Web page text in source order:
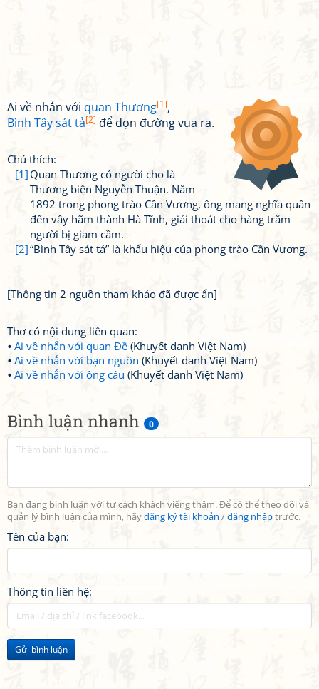
Bình luận nhanh 0
Bạn đang bình luận với tư cách khách viếng thăm. Để có thể theo dõi và
quản lý bình luận của mình, hãyđăng ký tài khoản /đăng nhậptrước.
Tên của bạn:
Thông tin liên hệ:
Gửi bình luận
Ai về nhắn với quan Thương[1],
Bình Tây sát tả[2] để dọn đường vua ra.
Chú thích:
[1] Quan Thương có người cho là
Thương biện Nguyễn Thuận. Năm
1892 trong phong trào Cần Vương, ông mang nghĩa quân
đến vây hãm thành Hà Tĩnh, giải thoát cho hàng trăm
người bị giam cầm.
[2]“Bình Tây sát tả” là khẩu hiệu của phong trào Cần Vương.
[Thông tin 2 nguồn tham khảo đã được ẩn]
Thơ có nội dung liên quan:
Ai về nhắn với quan Đề (Khuyết danh Việt Nam)
Ai về nhắn với bạn nguồn (Khuyết danh Việt Nam)
Ai về nhắn với ông câu (Khuyết danh Việt Nam)